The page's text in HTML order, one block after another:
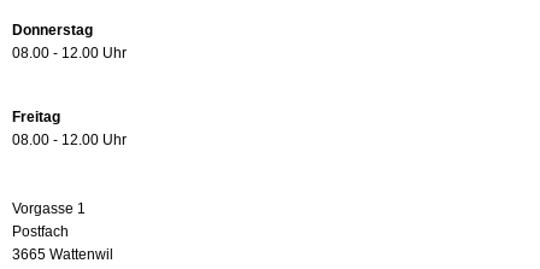
Donnerstag
08.00 - 12.00 Uhr
Freitag
08.00 - 12.00 Uhr
Vorgasse 1
Postfach
3665 Wattenwil